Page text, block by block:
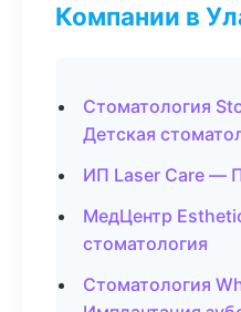
Компании в
Стоматология
Детская
ИП Laser Care —
МедЦентр
стоматология
Стоматология